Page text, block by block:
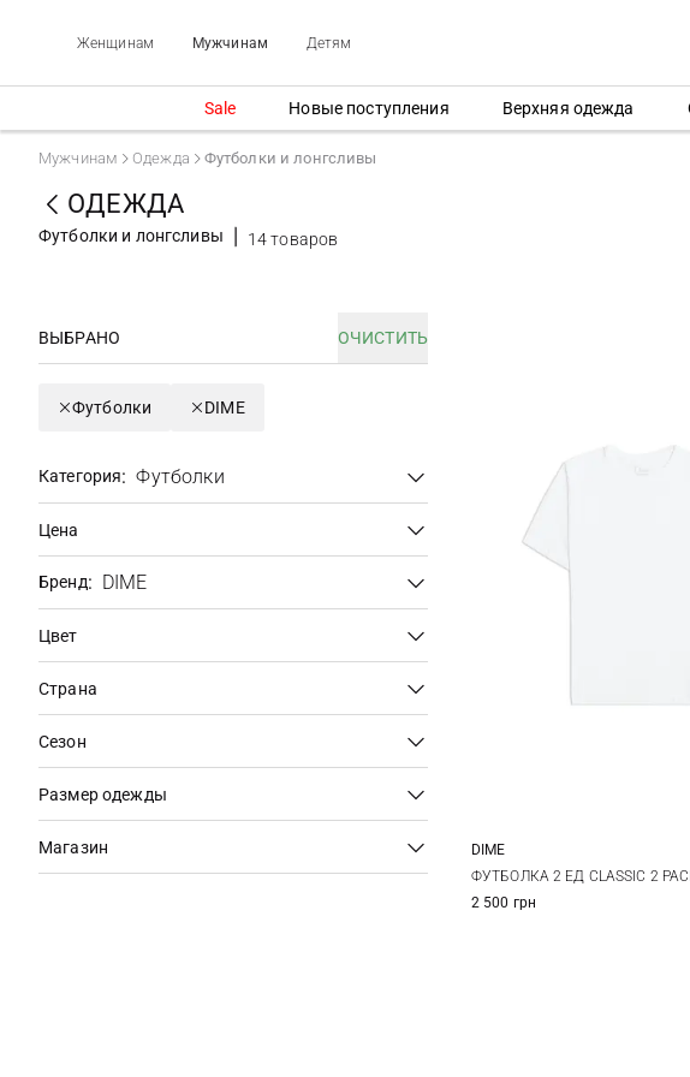
Женщинам Мужчинам Детям
Sale Новые поступления Верхняя одежда
Мужчинам Одежда Футболки и лонгсливы
ОДЕЖДА
Футболки и лонгсливы 14 товаров
ВЫБРАНО ОЧИСТИТЬ
Футболки DIME
Категория: Футболки
Цена
Бренд: DIME
Цвет
Страна
Сезон
Размер одежды
Магазин
M
L
DIME
ФУТБОЛКА 2 ЕД CLASSIC 2
2 500 грн